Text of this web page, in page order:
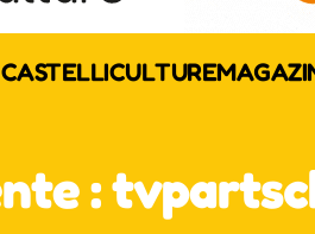
CULTURE
: